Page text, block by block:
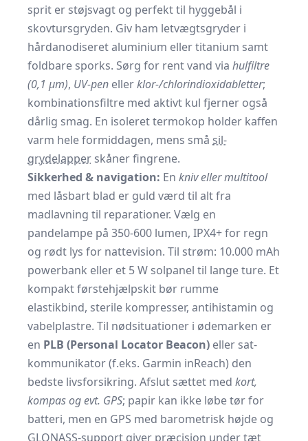
sprit er støjsvagt og perfekt til hyggebål i
skovtursgryden. Giv ham letvægtsgryder i
hårdanodiseret aluminium eller titanium samt
foldbare sporks. Sørg for rent vand via hulfiltre
(0,1 µm), UV-pen ellerklor-/chlorindioxidabletter;
kombinationsfiltre med aktivt kul fjerner også
dårlig smag. En isoleret termokop holder kaffen
varm hele formiddagen, mens små sil-
grydelapper skåner fingrene.
Sikkerhed & navigation: En kniv eller multitool
med låsbart blad er guld værd til alt fra
madlavning til reparationer. Vælg en
pandelampe på 350-600 lumen, IPX4+ for regn
og rødt lys for nattevision. Til strøm: 10.000 mAh
powerbank eller et 5 W solpanel til lange ture. Et
kompakt førstehjælpskit bør rumme
elastikbind, sterile kompresser, antihistamin og
vabelplastre. Til nødsituationer i ødemarken er
en PLB (Personal Locator Beacon) eller sat-
kommunikator (f.eks. Garmin inReach) den
bedste livsforsikring. Afslut sættet med kort,
kompas og evt. GPS; papir kan ikke løbe tør for
batteri, men en GPS med barometrisk højde og
GLONASS-support giver præcision under tæt